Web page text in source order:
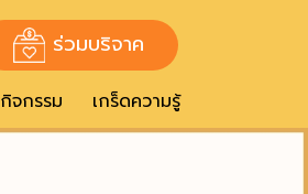
ร่วมบริจาค
กิจกรรม เกร็ดความรู้